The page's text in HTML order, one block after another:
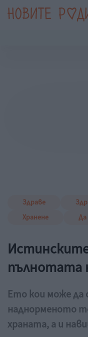
Здраве
Хранене
Да
пълнотата
Ето кои може да
наднорменото
храната, а и